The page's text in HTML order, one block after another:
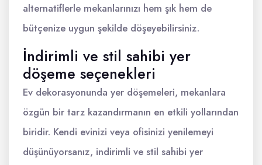
alternatiflerle mekanlarınızı hem şık hem de
bütçenize uygun şekilde döşeyebilirsiniz.
İndirimli ve stil sahibi yer
döşeme seçenekleri
Ev dekorasyonunda yer döşemeleri, mekanlara
özgün bir tarz kazandırmanın en etkili yollarından
biridir. Kendi evinizi veya ofisinizi yenilemeyi
düşünüyorsanız, indirimli ve stil sahibi yer